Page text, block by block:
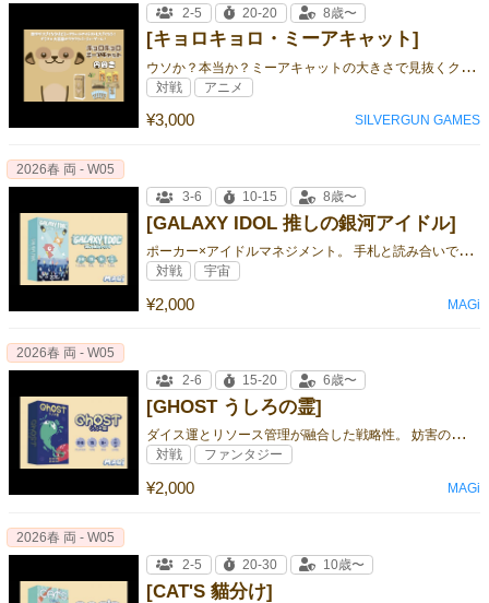
[キョロキョロ・ミーアキャット]
ウ
ソか？本当か？ミーアキャットの大きさで見抜くクライミングゲーム！
¥3,000
2-5
20-20 8歳〜
対戦 アニメ
SILVERGUN GAMES
[GALAXY IDOL 推しの銀河アイドル]
ポ
ーカー×アイドルマネジメント。 手札と読み合いでアイドルに賭け、最高のステージを勝ち取れ！
¥2,000
2026春 両 - W05
3-6
10-15 8歳〜
対戦 宇宙
MAGi
[GHOST うしろの霊]
ダ
イス運とリソース管理が融合した戦略性。 妨害の駆け引きと配置判断で、勝敗を左右する！
¥2,000
2026春 両 - W05
2-6
15-20 6歳〜
対戦 ファンタジー
MAGi
[CAT'S 貓分け]
2026春 両 - W05
2-5
20-30 10歳〜